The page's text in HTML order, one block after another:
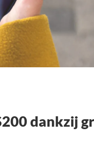
dankzij